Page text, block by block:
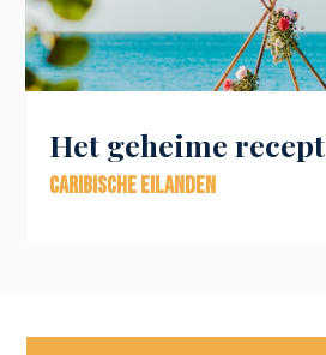
Het geheime recept
Caribische eilanden